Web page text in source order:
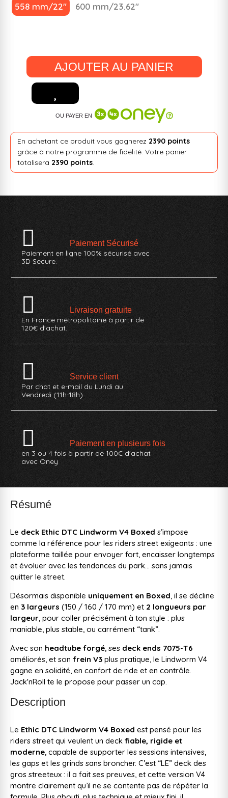
558 mm/22" 600 mm/23.62"
AJOUTER AU PANIER
OU PAYER EN
En achetant ce produit vous gagnerez 2390 points
grâce à notre programme de fidélité. Votre panier
totalisera 2390 points.
Paiement Sécurisé
Paiement en ligne 100% sécurisé avec
3D Secure.
Livraison gratuite
En France métropolitaine à partir de
120€ d'achat.
Service client
Par chat et e-mail du Lundi au
Vendredi (11h-18h)
Paiement en plusieurs fois
en 3 ou 4 fois à partir de 100€ d'achat
avec Oney
Résumé
Le deck Ethic DTC Lindworm V4 Boxed s’impose
comme la référence pour les riders street exigeants : une
plateforme taillée pour envoyer fort, encaisser longtemps
et évoluer avec les tendances du park… sans jamais
quitter le street.
Désormais disponible uniquement en Boxed, il se décline
en 3 largeurs (150 / 160 / 170 mm) et 2 longueurs par
largeur, pour coller précisément à ton style : plus
maniable, plus stable, ou carrément “tank”.
Avec son headtube forgé, ses deck ends 7075-T6
améliorés, et son frein V3 plus pratique, le Lindworm V4
gagne en solidité, en confort de ride et en contrôle.
Jack'nRoll te le propose pour passer un cap.
Description
Le Ethic DTC Lindworm V4 Boxed est pensé pour les
riders street qui veulent un deck fiable, rigide et
moderne, capable de supporter les sessions intensives,
les gaps et les grinds sans broncher. C’est “LE” deck des
gros streeteux : il a fait ses preuves, et cette version V4
montre clairement qu’il ne se contente pas de répéter la